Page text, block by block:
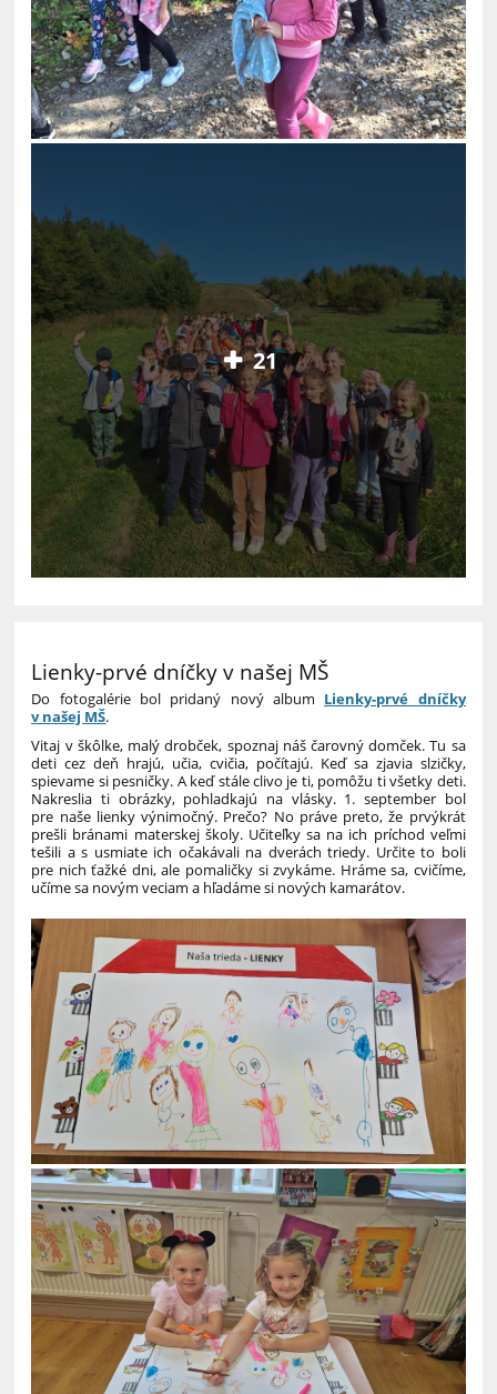
21
Lienky-prvé dníčky v našej MŠ
Do fotogalérie bol pridaný nový album Lienky-prvé dníčky
v našej MŠ.
Vitaj v škôlke, malý drobček, spoznaj náš čarovný domček. Tu sa
deti cez deň hrajú, učia, cvičia, počítajú. Keď sa zjavia slzičky,
spievame si pesničky. A keď stále clivo je ti, pomôžu ti všetky deti.
Nakreslia ti obrázky, pohladkajú na vlásky. 1. september bol
pre naše lienky výnimočný. Prečo? No práve preto, že prvýkrát
prešli bránami materskej školy. Učiteľky sa na ich príchod veľmi
tešili a s usmiate ich očakávali na dverách triedy. Určite to boli
pre nich ťažké dni, ale pomaličky si zvykáme. Hráme sa, cvičíme,
učíme sa novým veciam a hľadáme si nových kamarátov.